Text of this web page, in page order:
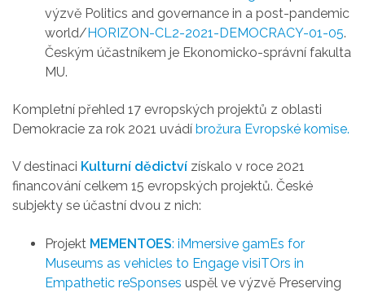
výzvě Politics and governance in a post-pandemic
world/HORIZON-CL2-2021-DEMOCRACY-01-05.
Českým účastníkem je Ekonomicko-správní fakulta
MU.
Kompletní přehled 17 evropských projektů z oblasti
Demokracie za rok 2021 uvádí brožura Evropské komise.
V destinaci Kulturní dědictví získalo v roce 2021
financování celkem 15 evropských projektů. České
subjekty se účastní dvou z nich:
Projekt MEMENTOES: iMmersive gamEs for
Museums as vehicles to Engage visiTOrs in
Empathetic reSponses uspěl ve výzvě Preserving